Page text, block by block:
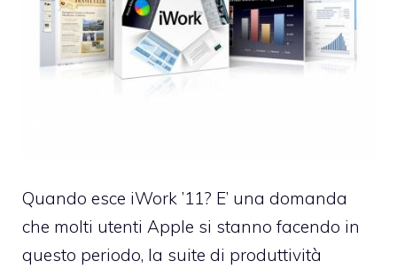
Quando esce iWork ’11? E’ una domanda
che molti utenti Apple si stanno facendo in
questo periodo, la suite di produttività